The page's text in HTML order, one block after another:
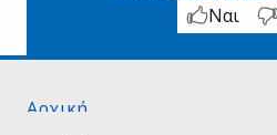
Ναι
Αρχική